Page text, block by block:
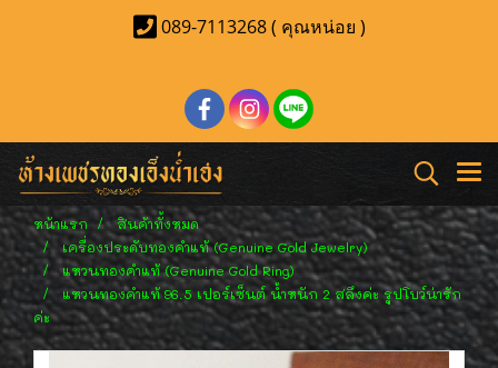
089-7113268 ( คุณหน่อย )
หน้าแรก
สินค้าทั้งหมด
เครื่องประดับทองคำแท้ (Genuine Gold Jewelry)
แหวนทองคำแท้ (Genuine Gold Ring)
แหวนทองคำแท้ 96.5 เปอร์เซ็นต์ น้ำหนัก 2 สลึงค่ะ รูปโบว์น่ารัก
ค่ะ